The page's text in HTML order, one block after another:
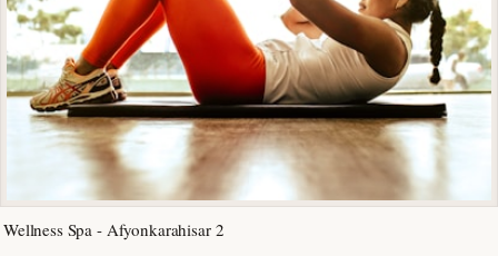
Wellness Spa - Afyonkarahisar 2